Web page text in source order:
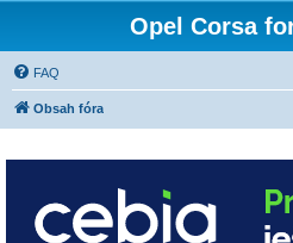
Opel Corsa
FAQ
Obsah fóra